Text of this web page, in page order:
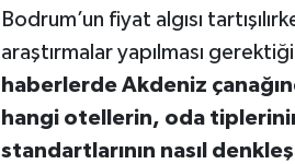
Bodrum’un fiyat algısı
araştırmalar yapılması
haberlerde Akdeniz
hangi otellerin, oda tiplerinin
standartlarının nasıl